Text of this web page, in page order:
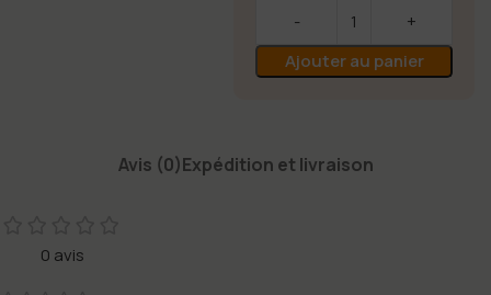
Ajouter au panier
Avis (0)Expédition et livraison
0 avis